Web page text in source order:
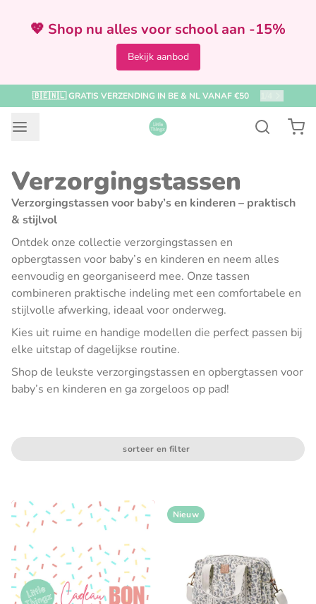
💖 Shop nu alles voor school aan -15%
Bekijk aanbod
🇧🇪🇳🇱 GRATIS VERZENDING IN BE & NL VANAF €50 2/4
Verzorgingstassen
Verzorgingstassen voor baby’s en kinderen – praktisch
& stijlvol
Ontdek onze collectie verzorgingstassen en
opbergtassen voor baby’s en kinderen en neem alles
eenvoudig en georganiseerd mee. Onze tassen
combineren praktische indeling met een comfortabele en
stijlvolle afwerking, ideaal voor onderweg.
Kies uit ruime en handige modellen die perfect passen bij
elke uitstap of dagelijkse routine.
Shop de leukste verzorgingstassen en opbergtassen voor
baby’s en kinderen en ga zorgeloos op pad!
sorteer en filter
Nieuw